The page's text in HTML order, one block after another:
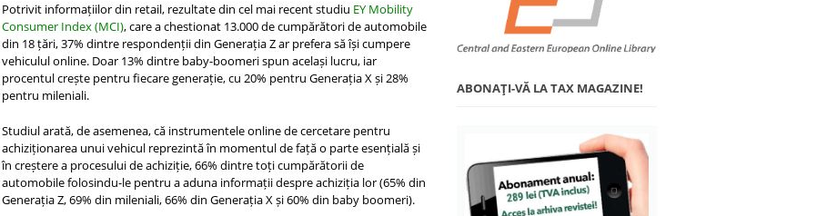
Potrivit informațiilor din retail, rezultate din cel mai recent studiu EY Mobility
Consumer Index (MCI), care a chestionat 13.000 de cumpărători de automobile
din 18 țări, 37% dintre respondenții din Generația Z ar prefera să își cumpere
vehiculul online. Doar 13% dintre baby-boomeri spun același lucru, iar
procentul crește pentru fiecare generație, cu 20% pentru Generația X și 28%
pentru mileniali.
Studiul arată, de asemenea, că instrumentele online de cercetare pentru
achiziționarea unui vehicul reprezintă în momentul de față o parte esențială și
în creștere a procesului de achiziție, 66% dintre toți cumpărătorii de
automobile folosindu-le pentru a aduna informații despre achiziția lor (65% din
Generația Z, 69% din mileniali, 66% din Generația X și 60% din baby boomeri).
ABONAŢI-VĂ LA TAX MAGAZINE!